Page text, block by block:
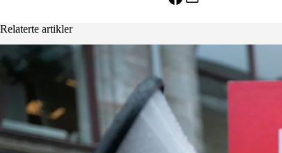
Relaterte artikler